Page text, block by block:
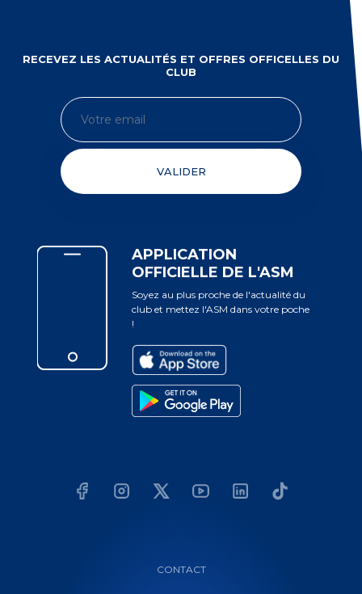
RECEVEZ LES ACTUALITÉS ET OFFRES OFFICELLES DU
CLUB
VALIDER
APPLICATION
OFFICIELLE DE L'ASM
Soyez au plus proche de l'actualité du
club et mettez l'ASM dans votre poche
!
CONTACT